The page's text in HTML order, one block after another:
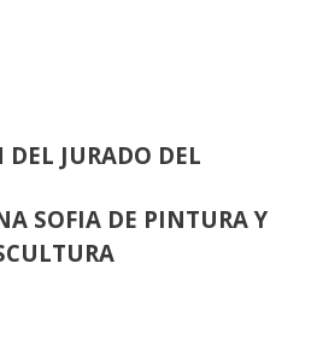
JURADO DEL
SOFIA DE PINTURA Y